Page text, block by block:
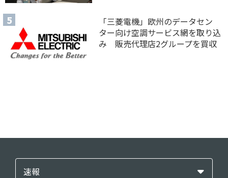
「三菱電機」欧州のデータセン
ター向け空調サービス網を取り込
み 販売代理店2グループを買収
速報